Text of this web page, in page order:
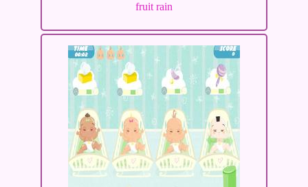
fruit rain